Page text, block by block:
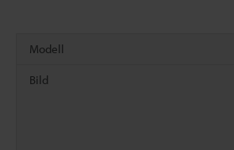
Modell
Bild